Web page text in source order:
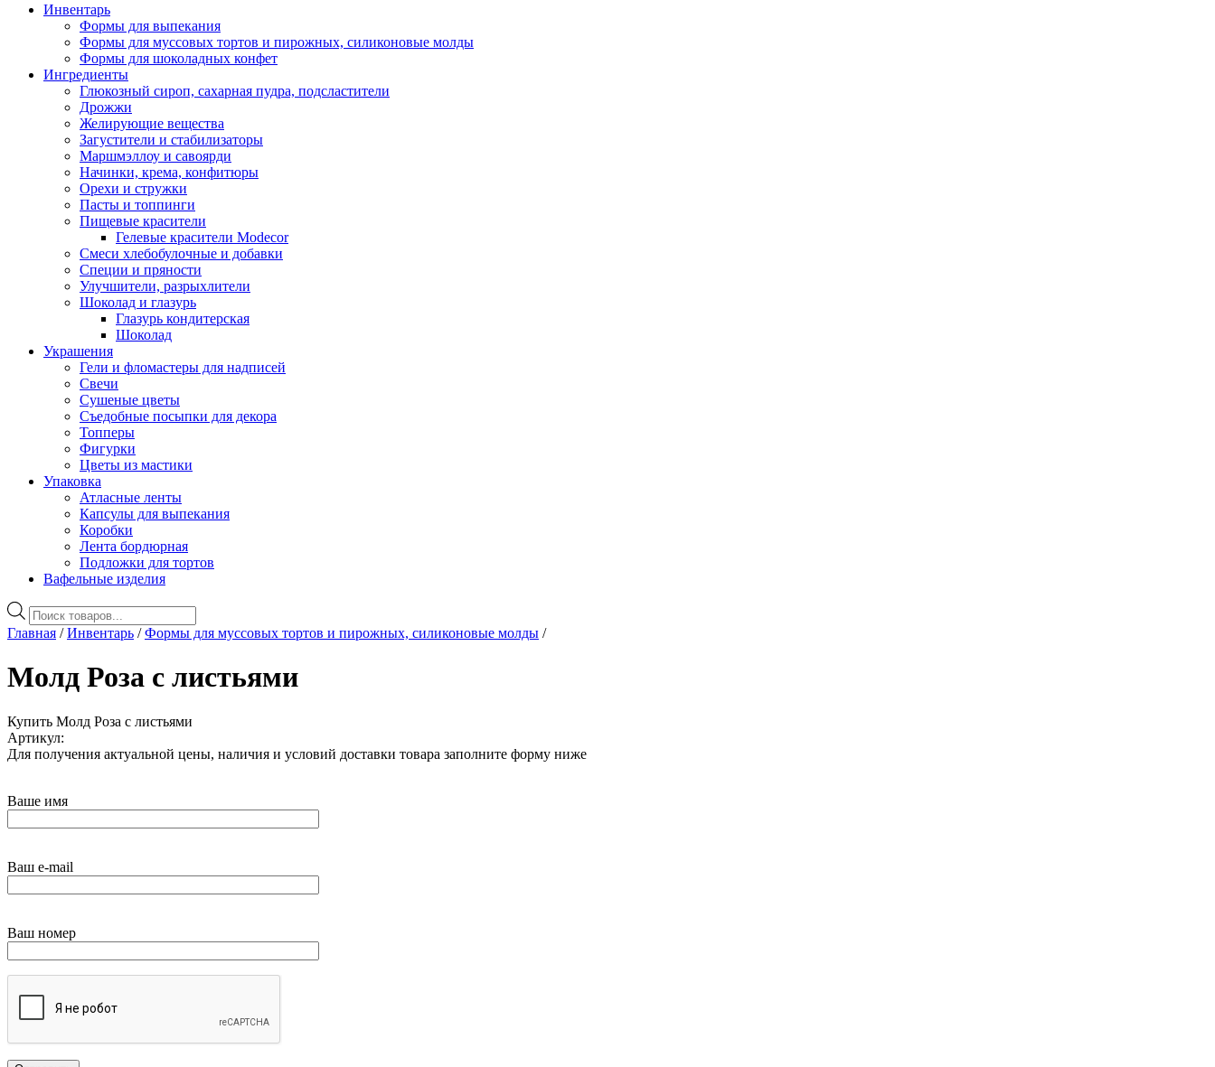
Инвентарь
Формы для выпекания
Формы для муссовых тортов и пирожных, силиконовые молды
Формы для шоколадных конфет
Ингредиенты
Глюкозный сироп, сахарная пудра, подсластители
Дрожжи
Желирующие вещества
Загустители и стабилизаторы
Маршмэллоу и савоярди
Начинки, крема, конфитюры
Орехи и стружки
Пасты и топпинги
Пищевые красители
Гелевые красители Modecor
Смеси хлебобулочные и добавки
Специи и пряности
Улучшители, разрыхлители
Шоколад и глазурь
Глазурь кондитерская
Шоколад
Украшения
Гели и фломастеры для надписей
Свечи
Сушеные цветы
Съедобные посыпки для декора
Топперы
Фигурки
Цветы из мастики
Упаковка
Атласные ленты
Капсулы для выпекания
Коробки
Лента бордюрная
Подложки для тортов
Вафельные изделия
Поиск
товаров
Главная /Инвентарь /Формы для муссовых тортов и пирожных, силиконовые молды /
Молд Роза с листьями
Купить Молд Роза с листьями
Артикул:
Для получения актуальной цены, наличия и условий доставки товара заполните форму ниже
Ваше имя
Ваш e-mail
Ваш номер